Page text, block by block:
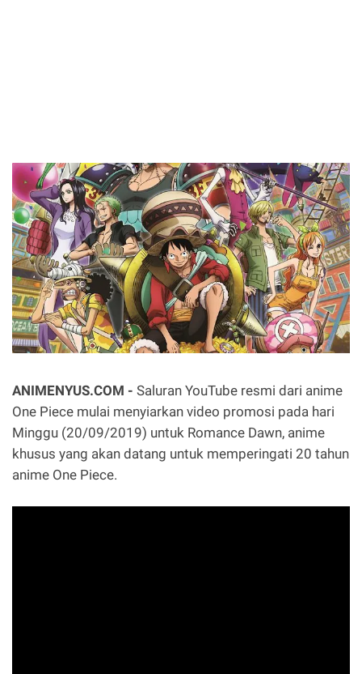
ANIMENYUS.COM - Saluran YouTube resmi dari anime
One Piece mulai menyiarkan video promosi pada hari
Minggu (20/09/2019) untuk Romance Dawn, anime
khusus yang akan datang untuk memperingati 20 tahun
anime One Piece.